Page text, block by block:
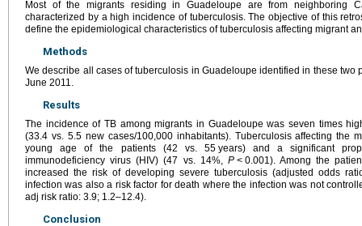
Most of the migrants residing in Guadeloupe are from neighboring
characterized by a high incidence of tuberculosis. The objective of this
define the epidemiological characteristics of tuberculosis affecting migrant
Methods
We describe all cases of tuberculosis in Guadeloupe identified in these
June 2011.
Results
The incidence of TB among migrants in Guadeloupe was seven times
(33.4 vs. 5.5 new cases/100,000 inhabitants). Tuberculosis affecting the
young age of the patients (42 vs. 55 years) and a significant
immunodeficiency virus (HIV) (47 vs. 14%, P < 0.001). Among the
increased the risk of developing severe tuberculosis (adjusted odds
infection was also a risk factor for death where the infection was not
adj risk ratio: 3.9; 1.2–12.4).
Conclusion